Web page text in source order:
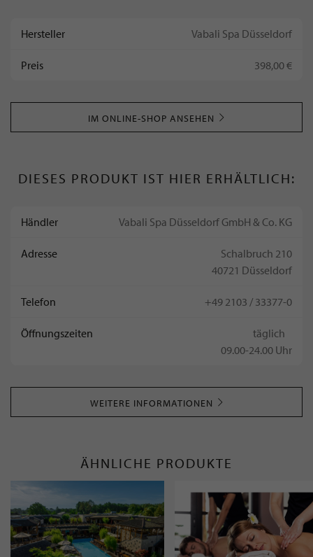
Hersteller Vabali Spa Düsseldorf
Preis 398,00 €
IM ONLINE-SHOP ANSEHEN
DIESES PRODUKT IST HIER ERHÄLTLICH:
Händler Vabali Spa Düsseldorf GmbH & Co. KG
Adresse
Schalbruch 210
40721 Düsseldorf
Telefon +49 2103 / 33377-0
Öffnungszeiten
täglich
09.00-24.00 Uhr
WEITERE INFORMATIONEN
ÄHNLICHE PRODUKTE